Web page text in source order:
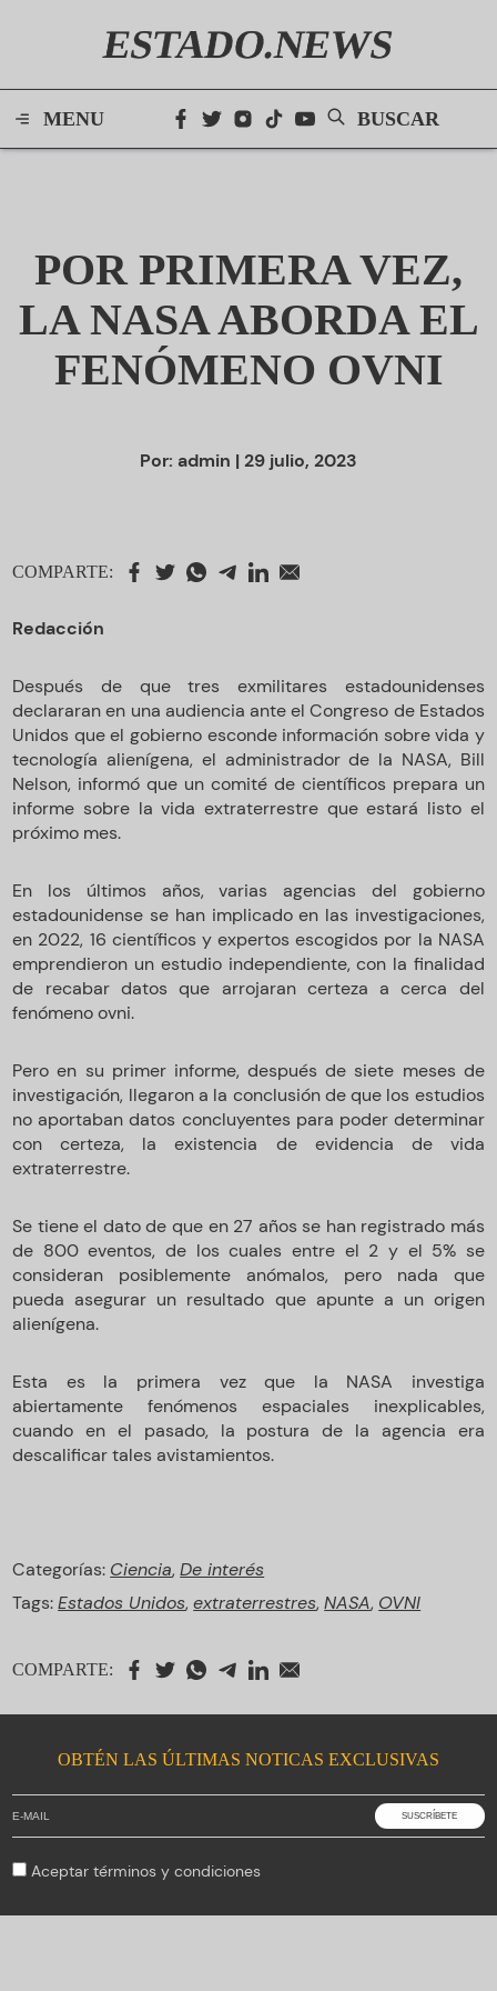
ESTADO.NEWS
MENU BUSCAR
POR PRIMERA VEZ,
LA NASA ABORDA EL
FENÓMENO OVNI
Por: admin | 29 julio, 2023
COMPARTE:
Redacción
Después de que tres exmilitares estadounidenses
declararan en una audiencia ante el Congreso de Estados
Unidos que el gobierno esconde información sobre vida y
tecnología alienígena, el administrador de la NASA, Bill
Nelson, informó que un comité de científicos prepara un
informe sobre la vida extraterrestre que estará listo el
próximo mes.
En los últimos años, varias agencias del gobierno
estadounidense se han implicado en las investigaciones,
en 2022, 16 científicos y expertos escogidos por la NASA
emprendieron un estudio independiente, con la finalidad
de recabar datos que arrojaran certeza a cerca del
fenómeno ovni.
Pero en su primer informe, después de siete meses de
investigación, llegaron a la conclusión de que los estudios
no aportaban datos concluyentes para poder determinar
con certeza, la existencia de evidencia de vida
extraterrestre.
Se tiene el dato de que en 27 años se han registrado más
de 800 eventos, de los cuales entre el 2 y el 5% se
consideran posiblemente anómalos, pero nada que
pueda asegurar un resultado que apunte a un origen
alienígena.
Esta es la primera vez que la NASA investiga
abiertamente fenómenos espaciales inexplicables,
cuando en el pasado, la postura de la agencia era
descalificar tales avistamientos.
Categorías: Ciencia,De interés
Tags:Estados Unidos,extraterrestres,NASA, OVNI
COMPARTE:
OBTÉN LAS ÚLTIMAS NOTICAS EXCLUSIVAS
Aceptartérminos y condiciones